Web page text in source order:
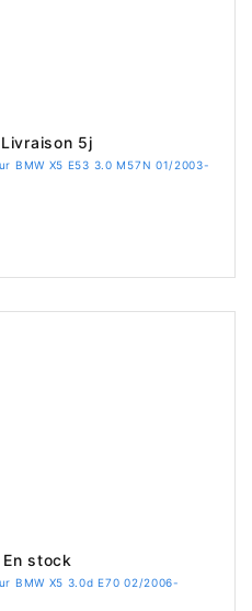
Livraison 5j
BMW X5 E53 3.0 M57N 01/2003-
En stock
BMW X5 3.0d E70 02/2006-